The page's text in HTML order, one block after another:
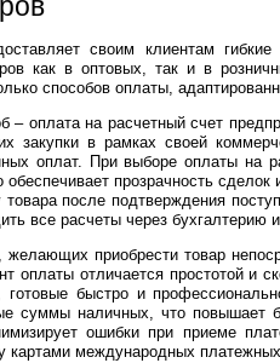
своим клиентам
как в оптовых, так и в
способов оплаты,
– оплата на расчетный счет
в рамках своей
оплат. При выборе оплаты на
прозрачность
после подтверждения
все расчеты через бухгалтерию
желающих приобрести товар
оплаты отличается простотой и
быстро и
суммы наличных, что повышает
ошибки при приеме
картами международных